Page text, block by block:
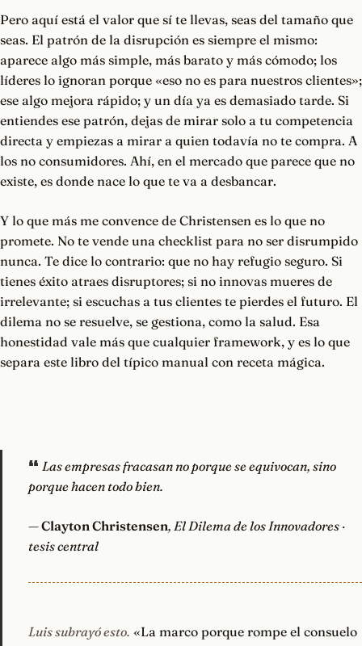
Pero aquí está el valor que sí te llevas, seas del tamaño que
seas. El patrón de la disrupción es siempre el mismo:
aparece algo más simple, más barato y más cómodo; los
líderes lo ignoran porque «eso no es para nuestros clientes»;
ese algo mejora rápido; y un día ya es demasiado tarde. Si
entiendes ese patrón, dejas de mirar solo a tu competencia
directa y empiezas a mirar a quien todavía no te compra. A
los no consumidores. Ahí, en el mercado que parece que no
existe, es donde nace lo que te va a desbancar.
Y lo que más me convence de Christensen es lo que no
promete. No te vende una checklist para no ser disrumpido
nunca. Te dice lo contrario: que no hay refugio seguro. Si
tienes éxito atraes disruptores; si no innovas mueres de
irrelevante; si escuchas a tus clientes te pierdes el futuro. El
dilema no se resuelve, se gestiona, como la salud. Esa
honestidad vale más que cualquier framework, y es lo que
separa este libro del típico manual con receta mágica.
Las empresas fracasan no porque se equivocan, sino
porque hacen todo bien.
—Clayton Christensen, El Dilema de los Innovadores ·
tesis central
Luis subrayó esto. «La marco porque rompe el consuelo